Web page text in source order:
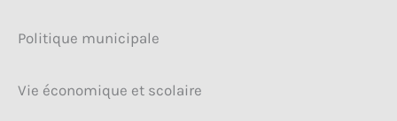
Politique municipale
Vie économique et scolaire